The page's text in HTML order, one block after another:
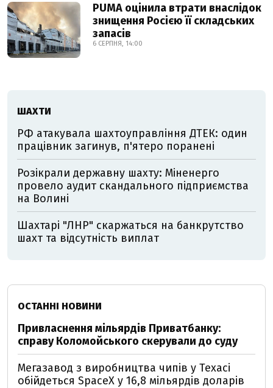
PUMA оцінила втрати внаслідок
знищення Росією її складських
запасів
6 СЕРПНЯ, 14:00
ШАХТИ
РФ атакувала шахтоуправління ДТЕК: один
працівник загинув, п'ятеро поранені
Розікрали державну шахту: Міненерго
провело аудит скандального підприємства
на Волині
Шахтарі "ЛНР" скаржаться на банкрутство
шахт та відсутність виплат
ОСТАННІ НОВИНИ
Привласнення мільярдів Приватбанку:
справу Коломойського скерували до суду
Мегазавод з виробництва чипів у Техасі
обійдеться SpaceX у 16,8 мільярдів доларів